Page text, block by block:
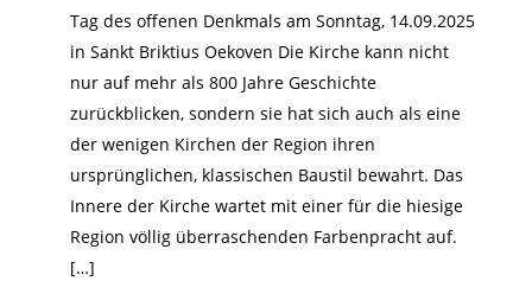
Tag des offenen Denkmals am Sonntag, 14.09.2025
in Sankt Briktius Oekoven Die Kirche kann nicht
nur auf mehr als 800 Jahre Geschichte
zurückblicken, sondern sie hat sich auch als eine
der wenigen Kirchen der Region ihren
ursprünglichen, klassischen Baustil bewahrt. Das
Innere der Kirche wartet mit einer für die hiesige
Region völlig überraschenden Farbenpracht auf.
[…]